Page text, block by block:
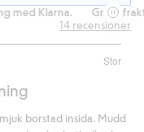
Klarna. Gratis
Stor
14 recensioner
borstad insida. Mudd